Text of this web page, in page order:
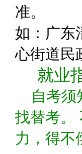
准。
如：广东
心街道民
就业
自考
找替考。
力，得不